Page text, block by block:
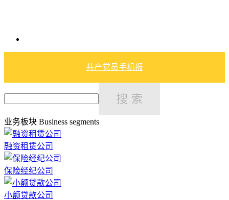
共产党员手机报
业务板块 Business segments
融资租赁公司
保险经纪公司
小额贷款公司